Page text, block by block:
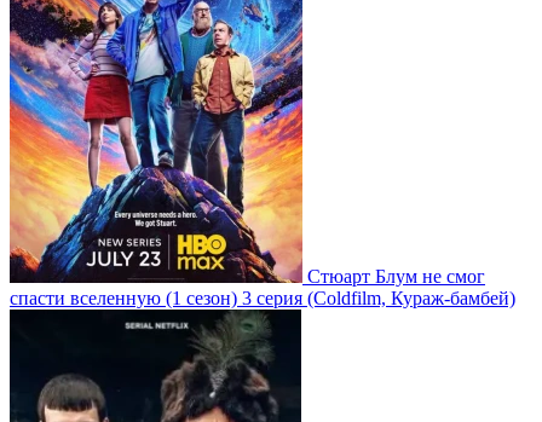
Стюарт Блум не смог
спасти вселенную (1 сезон) 3 серия (Coldfilm, Кураж-бамбей)